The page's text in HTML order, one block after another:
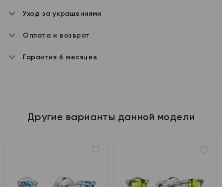
Уход за украшениями
Оплата и возврат
Гарантия 6 месяцев
Другие варианты данной модели